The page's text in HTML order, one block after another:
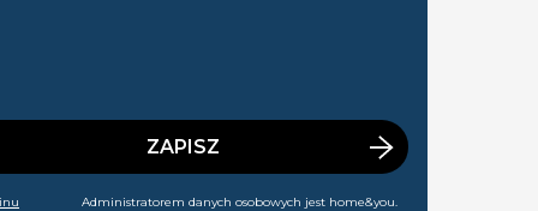
ZAPISZ
Administratorem danych osobowych jest home&you.